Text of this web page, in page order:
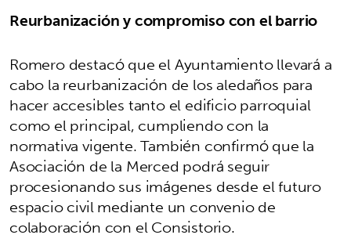
Reurbanización y compromiso con el barrio
Romero destacó que el Ayuntamiento llevará a
cabo la reurbanización de los aledaños para
hacer accesibles tanto el edificio parroquial
como el principal, cumpliendo con la
normativa vigente. También confirmó que la
Asociación de la Merced podrá seguir
procesionando sus imágenes desde el futuro
espacio civil mediante un convenio de
colaboración con el Consistorio.